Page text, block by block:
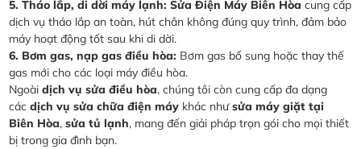
5. Tháo lắp, di dời máy lạnh: Sửa Điện Máy Biên Hòa cung cấp
dịch vụ tháo lắp an toàn, hút chân không đúng quy trình, đảm bảo
máy hoạt động tốt sau khi di dời.
6. Bơm gas, nạp gas điều hòa: Bơm gas bổ sung hoặc thay thế
gas mới cho các loại máy điều hòa.
Ngoàidịch vụ sửa điều hòa, chúng tôi còn cung cấp đa dạng
cácdịch vụ sửa chữa điện máy khác nhưsửa máy giặt tại
Biên Hòa,sửa tủ lạnh, mang đến giải pháp trọn gói cho mọi thiết
bị trong gia đình bạn.